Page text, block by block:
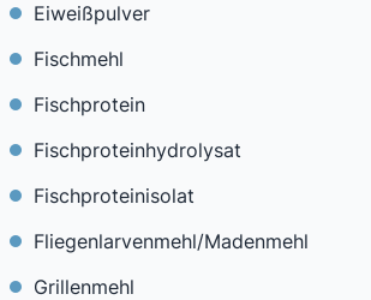
Eiweißpulver
Fischmehl
Fischprotein
Fischproteinhydrolysat
Fischproteinisolat
Fliegenlarvenmehl/Madenmehl
Grillenmehl